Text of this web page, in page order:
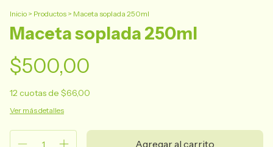
Inicio > Productos > Maceta soplada 250ml
Maceta soplada 250ml
$500,00
12cuotas de $66,00
Ver más detalles